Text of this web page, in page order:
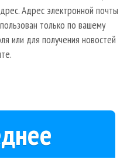
Адрес электронной почты
только по вашему
или для получения новостей